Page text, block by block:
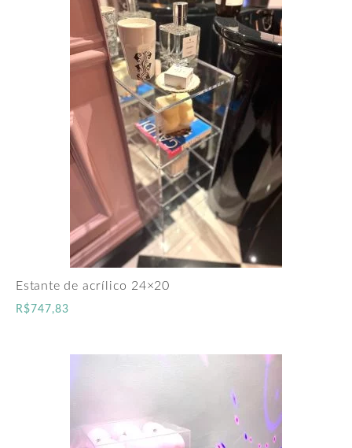
Estante de acrílico 24×20
R$ 747,83